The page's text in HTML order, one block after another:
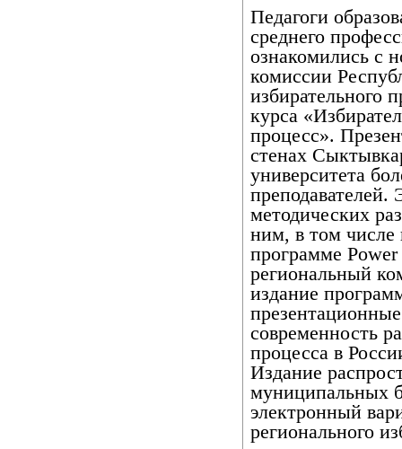
Педагоги
среднего
ознакомились с
комиссии
избирательного
курса
процесс».
стенах
университета
преподавателей.
методических
ним, в том числе
программе
региональный
издание
современность
процесса в
Издание
муниципальных
электронный
регионального